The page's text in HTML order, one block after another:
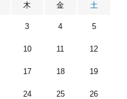
木 金 土
3 4 5
10 11 12
17 18 19
24 25 26